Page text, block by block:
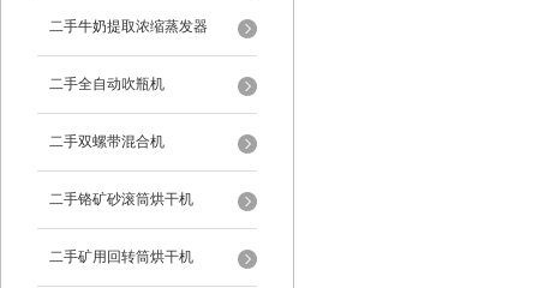
二手牛奶提取浓缩蒸发器
二手全自动吹瓶机
二手双螺带混合机
二手铬矿砂滚筒烘干机
二手矿用回转筒烘干机